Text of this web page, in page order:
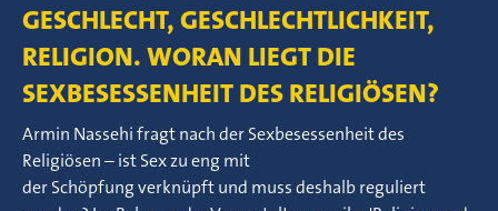
GESCHLECHT, GESCHLECHTLICHKEIT,
RELIGION. WORAN LIEGT DIE
SEXBESESSENHEIT DES RELIGIÖSEN?
Armin Nassehi fragt nach der Sexbesessenheit des
Religiösen – ist Sex zu eng mit
der Schöpfung verknüpft und muss deshalb reguliert